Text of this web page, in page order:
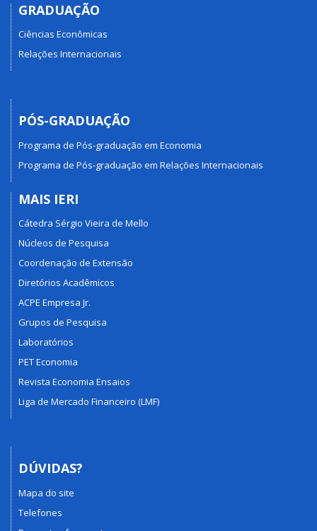
GRADUAÇÃO
Ciências Econômicas
Relações Internacionais
PÓS-GRADUAÇÃO
Programa de Pós-graduação em Economia
Programa de Pós-graduação em Relações Internacionais
MAIS IERI
Cátedra Sérgio Vieira de Mello
Núcleos de Pesquisa
Coordenação de Extensão
Diretórios Acadêmicos
ACPE Empresa Jr.
Grupos de Pesquisa
Laboratórios
PET Economia
Revista Economia Ensaios
Liga de Mercado Financeiro (LMF)
DÚVIDAS?
Mapa do site
Telefones